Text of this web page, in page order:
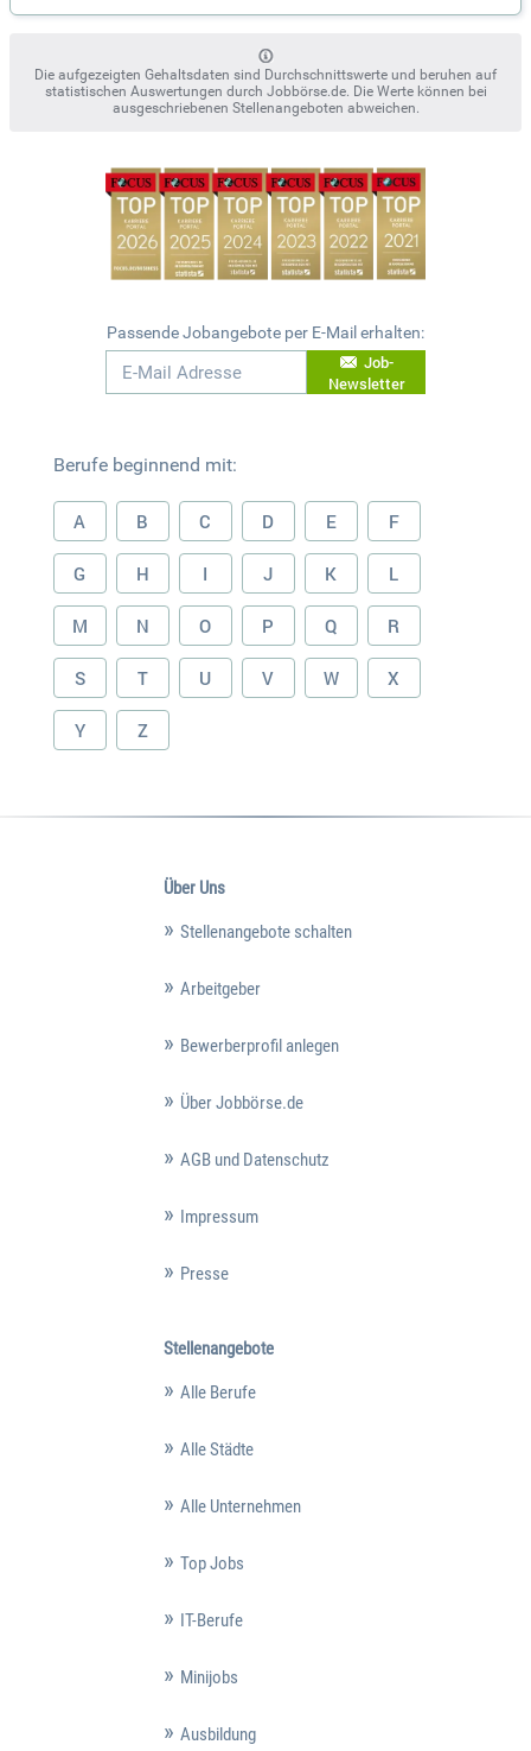
Die aufgezeigten Gehaltsdaten sind Durchschnittswerte und beruhen auf
statistischen Auswertungen durch Jobbörse.de. Die Werte können bei
ausgeschriebenen Stellenangeboten abweichen.
Passende Jobangebote per E-Mail erhalten:
Job-
Newsletter
Berufe beginnend mit:
A B C D E F
G H I J K L
M N O P Q R
S T U V W X
Y Z
Über Uns
Stellenangebote schalten
Arbeitgeber
Bewerberprofil anlegen
Über Jobbörse.de
AGB und Datenschutz
Impressum
Presse
Stellenangebote
Alle Berufe
Alle Städte
Alle Unternehmen
Top Jobs
IT-Berufe
Minijobs
Ausbildung